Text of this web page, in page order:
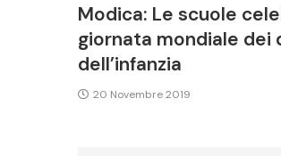
Modica: Le scuole
giornata mondiale dei
dell’infanzia
20 Novembre 2019